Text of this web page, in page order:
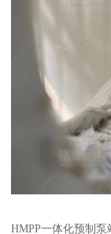
HMPP一体化预制